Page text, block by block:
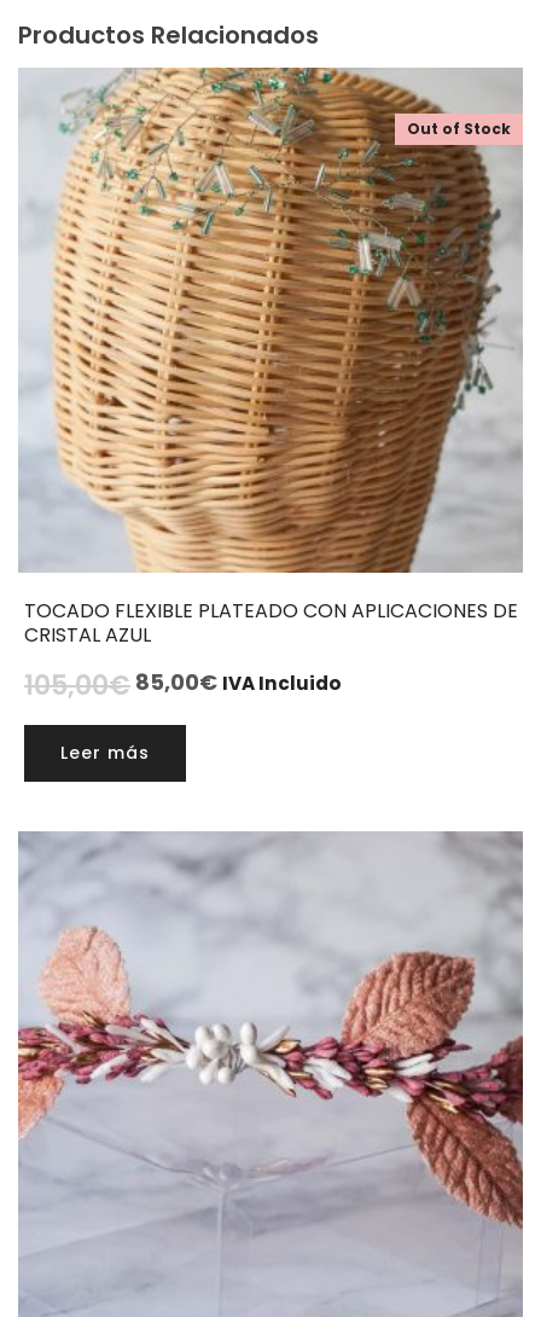
Productos Relacionados
TOCADO FLEXIBLE PLATEADO CON APLICACIONES DE
CRISTAL AZUL
Out of Stock
105,00€ El
original
era:
85,00€ElIVA Incluido
Leer más